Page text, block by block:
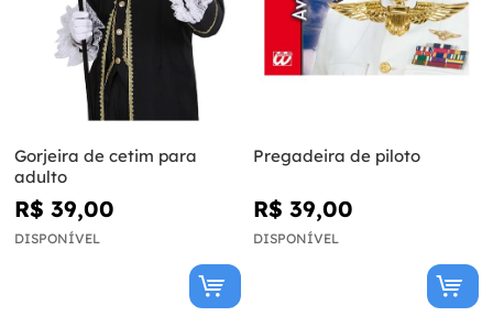
Gorjeira de cetim para
adulto
R$ 39,00
DISPONÍVEL
Pregadeira de piloto
R$ 39,00
DISPONÍVEL